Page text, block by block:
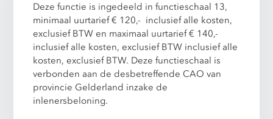
Deze functie is ingedeeld in functieschaal 13,
minimaal uurtarief € 120,- inclusief alle kosten,
exclusief BTW en maximaal uurtarief € 140,-
inclusief alle kosten, exclusief BTW inclusief alle
kosten, exclusief BTW. Deze functieschaal is
verbonden aan de desbetreffende CAO van
provincie Gelderland inzake de
inlenersbeloning.